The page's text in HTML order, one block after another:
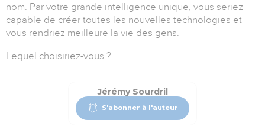
nom. Par votre grande intelligence unique, vous seriez
capable de créer toutes les nouvelles technologies et
vous rendriez meilleure la vie des gens.
Lequel choisiriez-vous ?
Jérémy Sourdril
S'abonner à l'auteur